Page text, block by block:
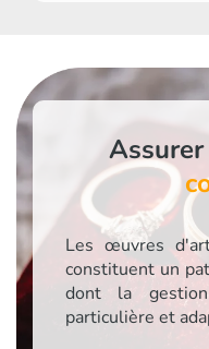
Assurer
Les œuvres
constituent un
dont la
particulière et